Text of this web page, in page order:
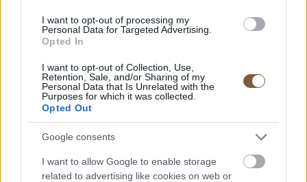
I want to opt-out of processing my
Personal Data for Targeted Advertising.
Opted In
I want to opt-out of Collection, Use,
Retention, Sale, and/or Sharing of my
Personal Data that Is Unrelated with the
Purposes for which it was collected.
Opted Out
Google consents
I want to allow Google to enable storage
related to advertising like cookies on web or
Érdemes elolvasni:
Az űr fontosabb lehet a földi élethez, mint gondoltuk
Bizonyítékot találhattak a Naprendszer 9.
bolygójának létezésére
tudomány